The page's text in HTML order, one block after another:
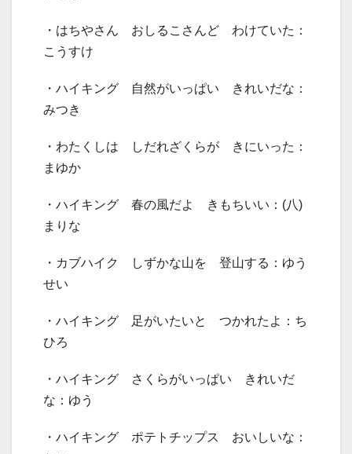
・はちやさん おしるこさんど わけていた：
こうすけ
・ハイキング 自然がいっぱい きれいだな：
みつき
・わたくしは しだれざくらが きにいった：
まゆか
・ハイキング 春の風だよ きもちいい：(八)
まりな
・カブハイク しずかな山を 登山する：ゆう
せい
・ハイキング 足がいたいと つかれたよ：ち
ひろ
・ハイキング さくらがいっぱい きれいだ
な：ゆう
・ハイキング ポテトチップス おいしいな：